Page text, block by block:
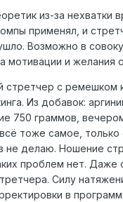
из-за нехватки
применял, и
Возможно в
мотивации и
с ремешком
Из добавок:
750 граммов,
тоже самое,
не делаю. Ношение
проблем нет.
Силу
в